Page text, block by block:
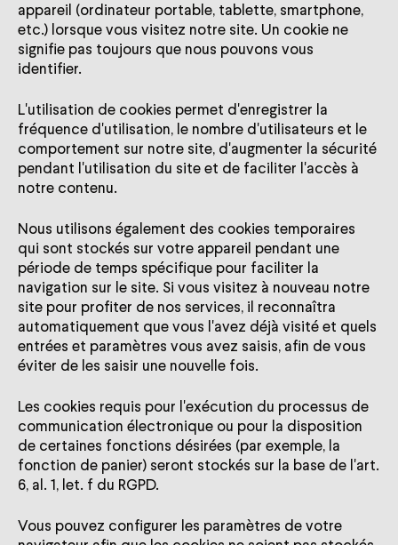
appareil (ordinateur portable, tablette, smartphone,
etc.) lorsque vous visitez notre site. Un cookie ne
signifie pas toujours que nous pouvons vous
identifier.
L'utilisation de cookies permet d'enregistrer la
fréquence d'utilisation, le nombre d'utilisateurs et le
comportement sur notre site, d'augmenter la sécurité
pendant l'utilisation du site et de faciliter l'accès à
notre contenu.
Nous utilisons également des cookies temporaires
qui sont stockés sur votre appareil pendant une
période de temps spécifique pour faciliter la
navigation sur le site. Si vous visitez à nouveau notre
site pour profiter de nos services, il reconnaîtra
automatiquement que vous l'avez déjà visité et quels
entrées et paramètres vous avez saisis, afin de vous
éviter de les saisir une nouvelle fois.
Les cookies requis pour l'exécution du processus de
communication électronique ou pour la disposition
de certaines fonctions désirées (par exemple, la
fonction de panier) seront stockés sur la base de l'art.
6, al. 1, let. f du RGPD.
Vous pouvez configurer les paramètres de votre